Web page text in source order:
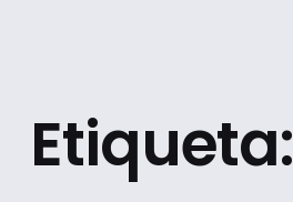
Etiqueta: